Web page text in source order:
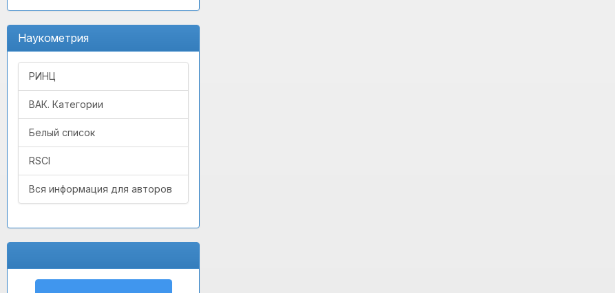
Наукометрия
РИНЦ
ВАК. Категории
Белый список
RSCI
Вся информация для авторов